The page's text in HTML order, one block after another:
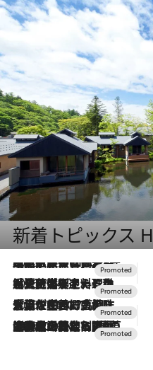
新着トピックス
2026.7.31
【ホテル帰省】という選択肢をOMOが提案。家族とほどよい距離を保つには「昼は実家、夜は気兼ねなくホテルで！」
2026.7.24
【夏限定ディナーコース】旬を迎える稚鮎や花ズッキーニなどをイタリア・トスカーナの郷土料理の手法で満喫！
2026.7.17
「土佐和ハーブかき氷」がOMO7高知に登場！生姜、山椒、大葉など目にも舌にも涼を呼ぶ郷土の味
2026.7.10
NEW OPEN！【界 草津】名湯の地に誕生。趣の異なる2種の温泉と上州ならではの会席・蕎麦割烹など美食を味わう究極の癒やし旅